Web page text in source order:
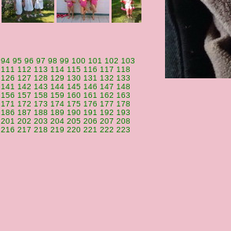
94 95 96 97 98 99 100 101 102 103
111 112 113 114 115 116 117 118
126 127 128 129 130 131 132 133
141 142 143 144 145 146 147 148
156 157 158 159 160 161 162 163
171 172 173 174 175 176 177 178
186 187 188 189 190 191 192 193
201 202 203 204 205 206 207 208
216 217 218 219 220 221 222 223